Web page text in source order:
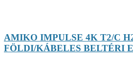
AMIKO IMPULSE 4K T2/C
FÖLDI/KÁBELES BELTÉRI